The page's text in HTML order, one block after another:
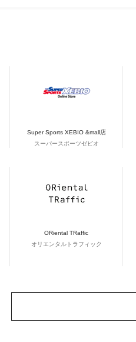
Super Sports XEBIO &mall店
スーパースポーツゼビオ
ORiental TRaffic
オリエンタルトラフィック